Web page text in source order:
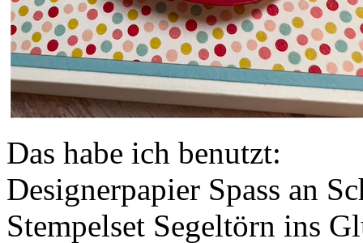
Das habe ich benutzt:
Designerpapier Spass an
Stempelset Segeltörn ins